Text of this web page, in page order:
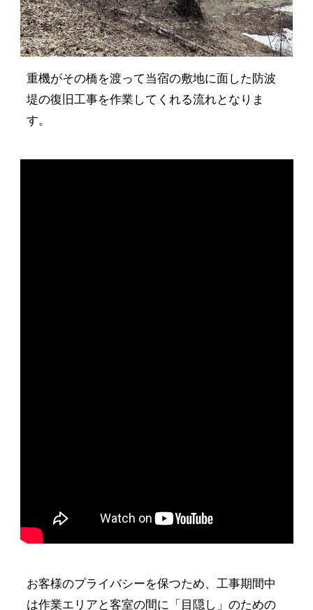
重機がその橋を渡って当宿の敷地に面した防波
堤の復旧工事を作業してくれる流れとなりま
す。
お客様のプライバシーを保つため、工事期間中
は作業エリアと客室の間に「目隠し」のための